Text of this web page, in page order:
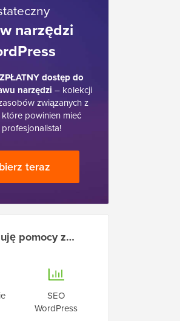
narzędzi
dostęp do
narzędzi – kolekcji
związanych z
powinien mieć
teraz
pomocy z…
SEO
WordPress